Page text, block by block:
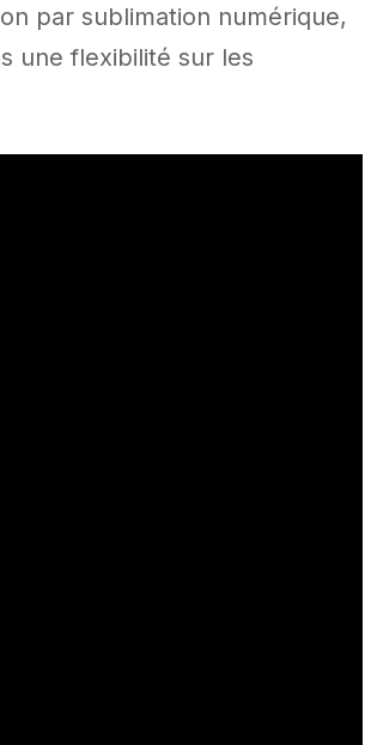
par sublimation numérique,
une flexibilité sur les